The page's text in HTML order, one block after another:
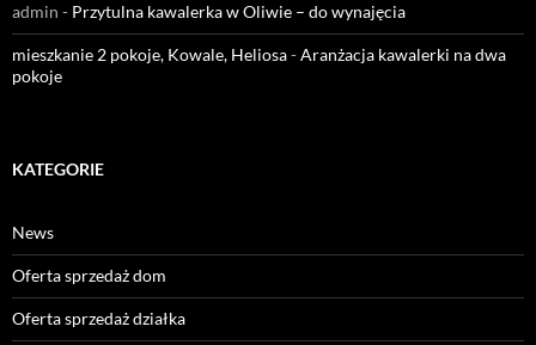
admin - Przytulna kawalerka w Oliwie – do wynajęcia
mieszkanie 2 pokoje, Kowale, Heliosa-Aranżacja kawalerki na dwa
pokoje
KATEGORIE
News
Oferta sprzedaż dom
Oferta sprzedaż działka